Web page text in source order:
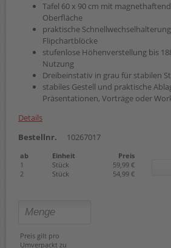
Tafel 60 x 90 cm mit
Oberfläche
praktische
Flipchartblöcke
stufenlose Höhenverstellung bis
Nutzung
Dreibeinstativ in grau für stabilen
stabiles Gestell und praktische
Präsentationen, Vorträge oder
Details
Bestellnr.
10267017
ab Einheit
Preis
1
Stück
59,99 €
2
Stück 54,99 €
Preis gilt pro
Umverpackt zu